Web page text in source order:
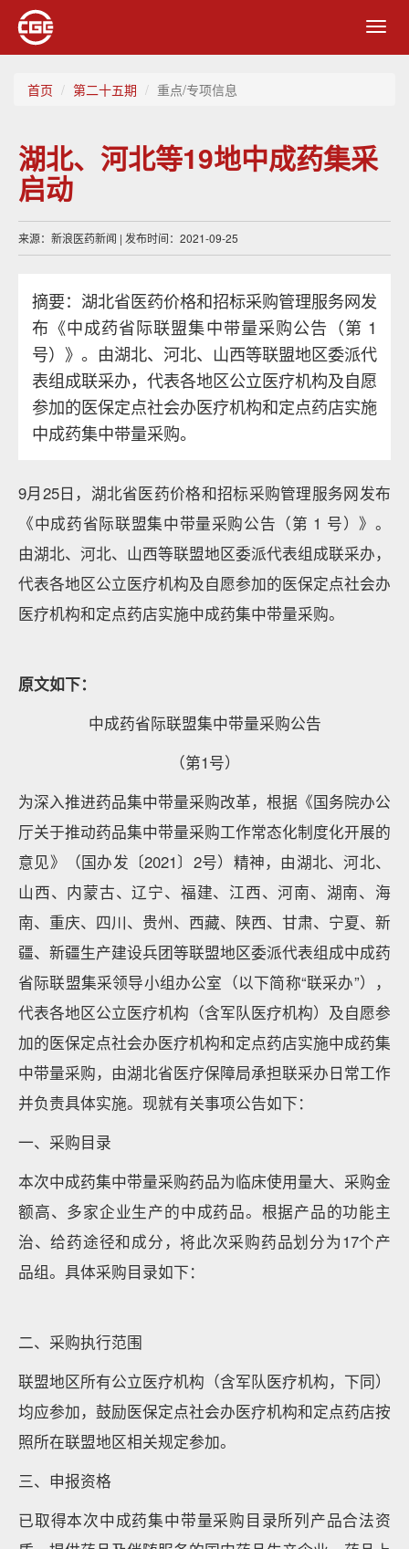
首页 第二十五期 重点/专项信息
湖北、河北等19地中成药集采
启动
来源：新浪医药新闻 | 发布时间：2021-09-25
摘要：湖北省医药价格和招标采购管理服务网发
布《中成药省际联盟集中带量采购公告（第 1
号）》。由湖北、河北、山西等联盟地区委派代
表组成联采办，代表各地区公立医疗机构及自愿
参加的医保定点社会办医疗机构和定点药店实施
中成药集中带量采购。
9月25日，湖北省医药价格和招标采购管理服务网发布
《中成药省际联盟集中带量采购公告（第 1 号）》。
由湖北、河北、山西等联盟地区委派代表组成联采办，
代表各地区公立医疗机构及自愿参加的医保定点社会办
医疗机构和定点药店实施中成药集中带量采购。
原文如下：
中成药省际联盟集中带量采购公告
（第1号）
为深入推进药品集中带量采购改革，根据《国务院办公
厅关于推动药品集中带量采购工作常态化制度化开展的
意见》（国办发〔2021〕2号）精神，由湖北、河北、
山西、内蒙古、辽宁、福建、江西、河南、湖南、海
南、重庆、四川、贵州、西藏、陕西、甘肃、宁夏、新
疆、新疆生产建设兵团等联盟地区委派代表组成中成药
省际联盟集采领导小组办公室（以下简称“联采办”），
代表各地区公立医疗机构（含军队医疗机构）及自愿参
加的医保定点社会办医疗机构和定点药店实施中成药集
中带量采购，由湖北省医疗保障局承担联采办日常工作
并负责具体实施。现就有关事项公告如下：
一、采购目录
本次中成药集中带量采购药品为临床使用量大、采购金
额高、多家企业生产的中成药品。根据产品的功能主
治、给药途径和成分，将此次采购药品划分为17个产
品组。具体采购目录如下：
二、采购执行范围
联盟地区所有公立医疗机构（含军队医疗机构，下同）
均应参加，鼓励医保定点社会办医疗机构和定点药店按
照所在联盟地区相关规定参加。
三、申报资格
已取得本次中成药集中带量采购目录所列产品合法资